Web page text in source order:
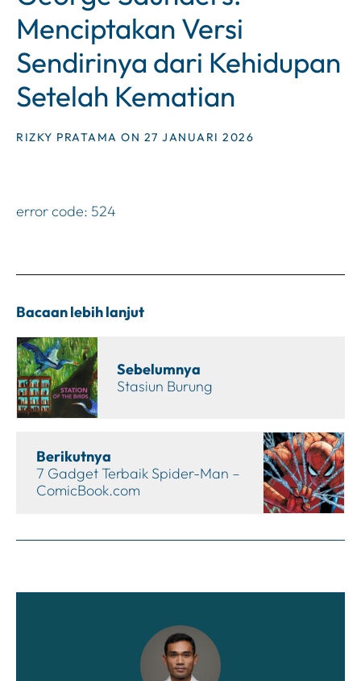
Menciptakan Versi
Sendirinya dari Kehidupan
Setelah Kematian
RIZKY PRATAMA ON 27 JANUARI 2026
error code: 524
Bacaan lebih lanjut
Sebelumnya
Stasiun Burung
Berikutnya
7 Gadget Terbaik Spider-Man –
ComicBook.com